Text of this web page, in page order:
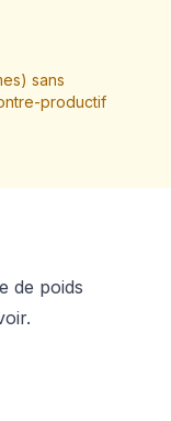
sans
productif
de poids